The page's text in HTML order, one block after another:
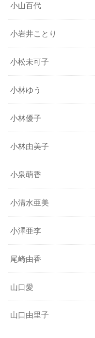
小山百代
小岩井ことり
小松未可子
小林ゆう
小林優子
小林由美子
小泉萌香
小清水亜美
小澤亜李
尾崎由香
山口愛
山口由里子